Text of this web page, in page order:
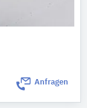
Anfragen